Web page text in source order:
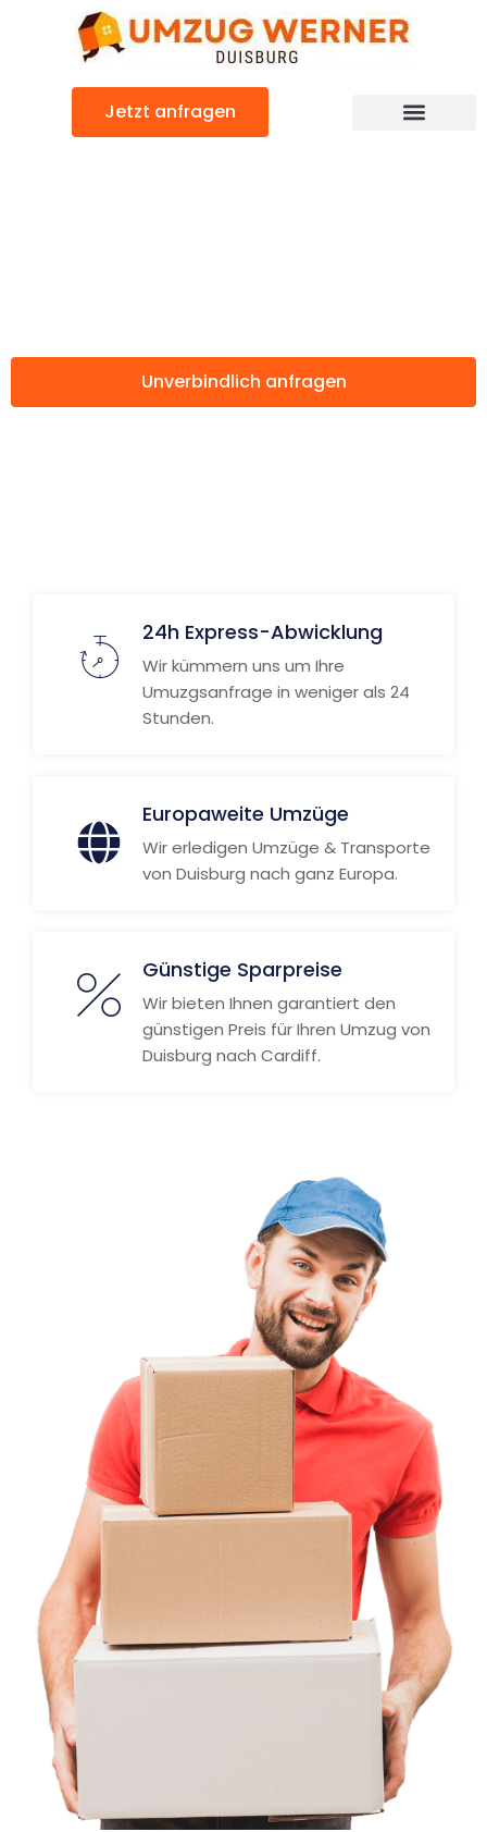
Jetzt anfragen
Unverbindlich anfragen
24h Express-Abwicklung
Wir kümmern uns um Ihre
Umuzgsanfrage in weniger als 24
Stunden.
Europaweite Umzüge
Wir erledigen Umzüge & Transporte
von Duisburg nach ganz Europa.
Günstige Sparpreise
Wir bieten Ihnen garantiert den
günstigen Preis für Ihren Umzug von
Duisburg nach Cardiff.